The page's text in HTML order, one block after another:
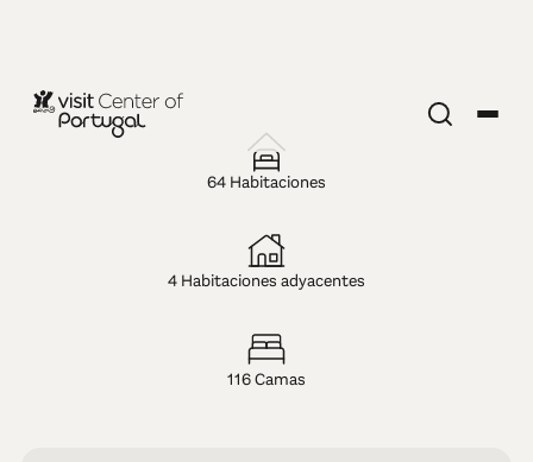
HOTEL — 4 ESTRELLAS
Hotel Rainha
D. Amélia,
Arts & Leisure
64 Habitaciones
4 Habitaciones adyacentes
116 Camas